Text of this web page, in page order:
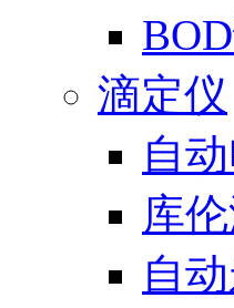
滴定仪
自
库
自